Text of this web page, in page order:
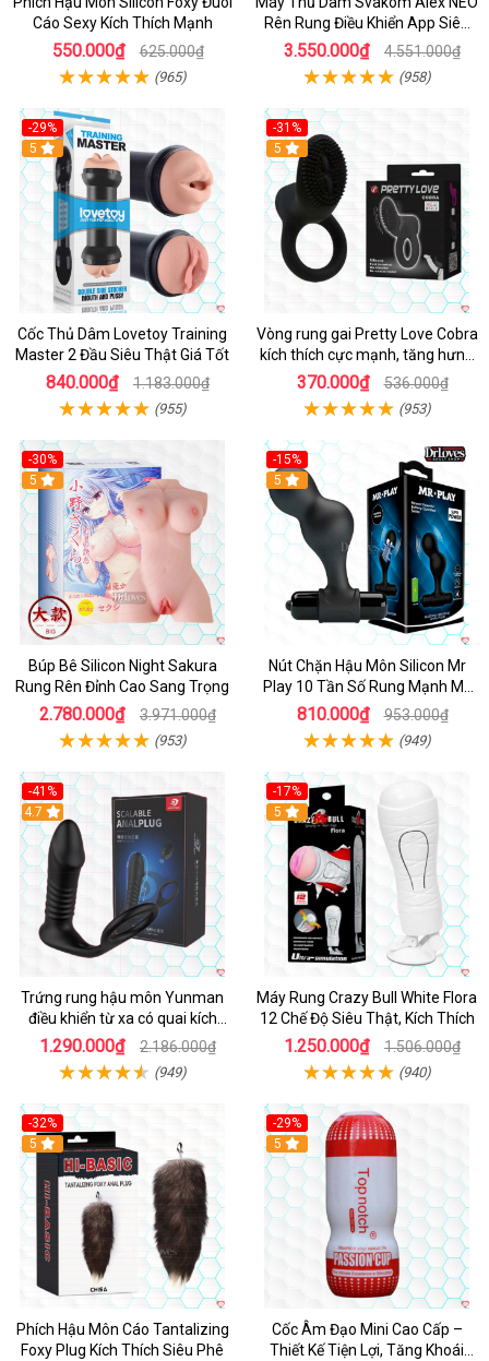
Cáo Sexy Kích Thích Mạnh
550.000₫ 625.000₫
(965)
Rên Rung Điều Khiển App Siêu
Phê
3.550.000₫ 4.551.000₫
(958)
-29%
Hot
5
Cốc Thủ Dâm Lovetoy Training
Master 2 Đầu Siêu Thật Giá Tốt
840.000₫ 1.183.000₫
(955)
-31%
5
Vòng rung gai Pretty Love Cobra
kích thích cực mạnh, tăng hưng
phấn
370.000₫ 536.000₫
(953)
-30%
Hot
5
Búp Bê Silicon Night Sakura
Rung Rên Đỉnh Cao Sang Trọng
2.780.000₫ 3.971.000₫
(953)
-15%
Hot
5
Nút Chặn Hậu Môn Silicon Mr
Play 10 Tần Số Rung Mạnh Mẽ
Kích Thích
810.000₫ 953.000₫
(949)
-41%
Hot
4.7
Trứng rung hậu môn Yunman
điều khiển từ xa có quai kích
thích
1.290.000₫ 2.186.000₫
(949)
-17%
5
Máy Rung Crazy Bull White Flora
12 Chế Độ Siêu Thật, Kích Thích
1.250.000₫ 1.506.000₫
(940)
-32%
Hot
5
Phích Hậu Môn Cáo Tantalizing
Foxy Plug Kích Thích Siêu Phê
-29%
5
Cốc Âm Đạo Mini Cao Cấp –
Thiết Kế Tiện Lợi, Tăng Khoái